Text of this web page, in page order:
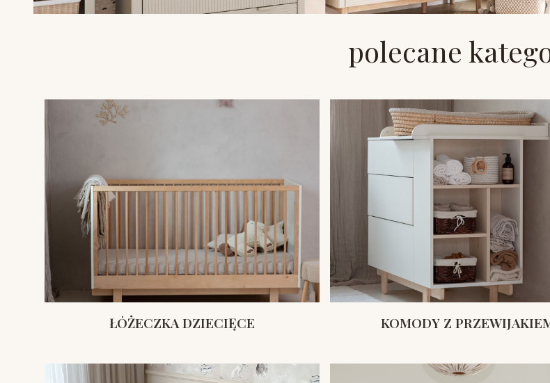
polecane
ŁÓŻECZKA DZIECIĘCE KOMODY Z